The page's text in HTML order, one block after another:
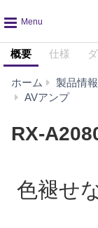
global
navigation
概要 仕様
ホーム 製品情報
AVアンプ
RX-
色褪せ